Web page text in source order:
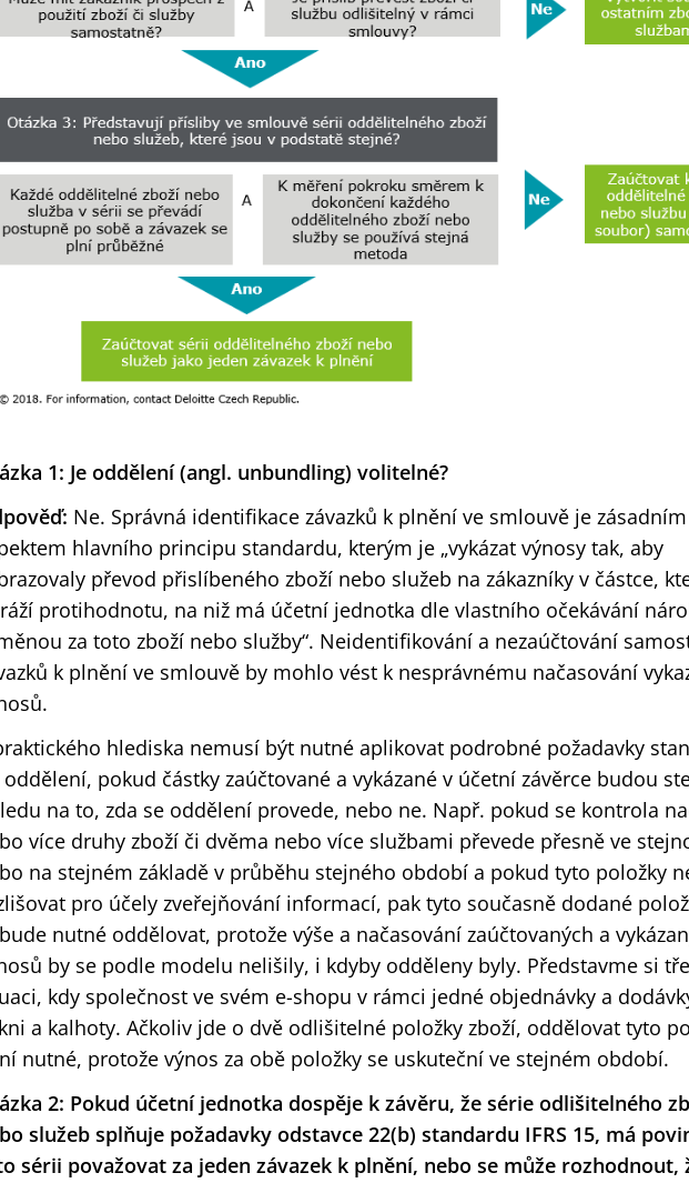
1: Je oddělení (angl. unbundling) volitelné?
Ne. Správná identifikace závazků k plnění ve smlouvě je zásadním
hlavního principu standardu, kterým je „vykázat výnosy tak, aby
převod přislíbeného zboží nebo služeb na zákazníky v částce,
protihodnotu, na niž má účetní jednotka dle vlastního očekávání
za toto zboží nebo služby“. Neidentifikování a nezaúčtování
k plnění ve smlouvě by mohlo vést k nesprávnému načasování
hlediska nemusí být nutné aplikovat podrobné požadavky
oddělení, pokud částky zaúčtované a vykázané v účetní závěrce budou
na to, zda se oddělení provede, nebo ne. Např. pokud se kontrola
více druhy zboží či dvěma nebo více službami převede přesně ve
na stejném základě v průběhu stejného období a pokud tyto položky
pro účely zveřejňování informací, pak tyto současně dodané
nutné oddělovat, protože výše a načasování zaúčtovaných a
by se podle modelu nelišily, i kdyby odděleny byly. Představme si
kdy společnost ve svém e-shopu v rámci jedné objednávky a
a kalhoty. Ačkoliv jde o dvě odlišitelné položky zboží, oddělovat tyto
nutné, protože výnos za obě položky se uskuteční ve stejném období.
2: Pokud účetní jednotka dospěje k závěru, že série odlišitelného
služeb splňuje požadavky odstavce 22(b) standardu IFRS 15, má
sérii považovat za jeden závazek k plnění, nebo se může rozhodnout,